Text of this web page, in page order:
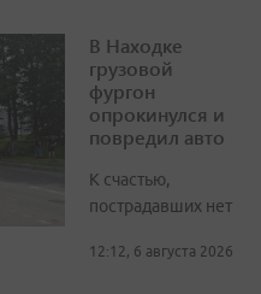
В Находке
грузовой
фургон
опрокинулся и
повредил авто
К счастью,
пострадавших нет
12:12, 6 августа 2026